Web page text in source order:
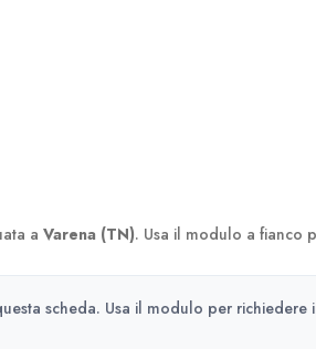
a Varena (TN). Usa il modulo a fianco
scheda. Usa il modulo per richiedere